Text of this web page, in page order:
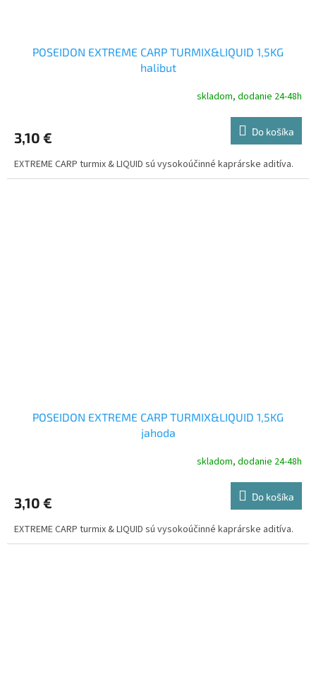
POSEIDON EXTREME CARP TURMIX&LIQUID 1,5KG
halibut
skladom, dodanie 24-48h
3,10 € Do košíka
EXTREME CARP turmix & LIQUID sú vysokoúčinné kaprárske aditíva.
POSEIDON EXTREME CARP TURMIX&LIQUID 1,5KG
jahoda
skladom, dodanie 24-48h
3,10 € Do košíka
EXTREME CARP turmix & LIQUID sú vysokoúčinné kaprárske aditíva.